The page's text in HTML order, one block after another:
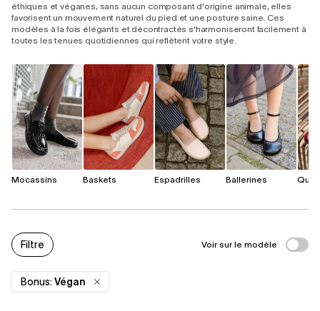
éthiques et véganes, sans aucun composant d'origine animale, elles
favorisent un mouvement naturel du pied et une posture saine. Ces
modèles à la fois élégants et décontractés s'harmoniseront facilement à
toutes les tenues quotidiennes qui reflètent votre style.
Mocassins Baskets Espadrilles Ballerines
Filtre Voir sur le modèle
Bonus:Végan